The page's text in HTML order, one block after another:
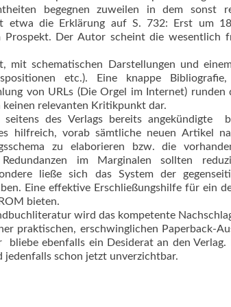
begegnen zuweilen in dem sonst
etwa die Erklärung auf S. 732: Erst um
Der Autor scheint die wesentlich
mit schematischen Darstellungen und
etc.). Eine knappe
von URLs (Die Orgel im Internet)
relevanten Kritikpunkt dar.
des Verlags bereits angekündigte 
hilfreich, vorab sämtliche neuen Artikel
zu elaborieren bzw. die
im Marginalen sollten
ließe sich das System der
Eine effektive Erschlie­ßungshilfe für ein
bieten.
wird das kompetente
praktischen, erschwinglichen Paperback-
bliebe ebenfalls ein Desiderat an den Verlag.
schon jetzt unverzichtbar.